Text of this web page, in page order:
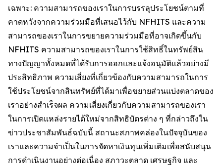
เฉพาะ: ความสามารถของเราในการบรรลุประโยชน์ตามที่
คาดหวังจากความร่วมมือที่เสนอไว้กับ NFHITS และความ
สามารถของเราในการขยายความร่วมมือที่อาจเกิดขึ้นกับ
NFHITS ความสามารถของเราในการใช้สิทธิ์ในทรัพย์สิน
ทางปัญญาทั้งหมดที่ได้รับการออกและแจ้งอนุมัติแล้วอย่างมี
ประสิทธิภาพ ความเสี่ยงที่เกี่ยวข้องกับความสามารถในการ
ใช้ประโยชน์จากสินทรัพย์ที่ได้มาเพื่อขยายส่วนแบ่งตลาดของ
เราอย่างสำเร็จผล ความเสี่ยงเกี่ยวกับความสามารถของเรา
ในการเปิดแหล่งรายได้ใหม่จากสิทธิบัตรต่าง ๆ ที่กล่าวถึงใน
ข่าวประชาสัมพันธ์ฉบับนี้ สถานะสภาพคล่องในปัจจุบันของ
เราและความจำเป็นในการจัดหาเงินทุนเพิ่มเติมเพื่อสนับสนุน
การดำเนินงานอย่างต่อเนื่อง สภาวะตลาด เศรษฐกิจ และ